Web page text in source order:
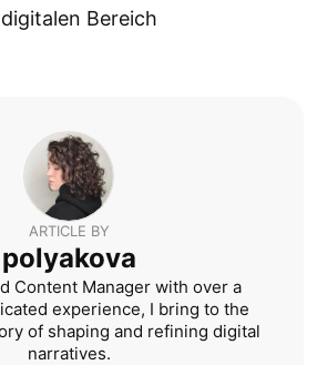
Bereich
ARTICLE BY
polyakova
Content Manager with over a
experience, I bring to the
of shaping and refining digital
narratives.